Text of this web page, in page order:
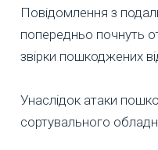
Повідомлення з
попередньо почнуть
звірки пошкоджених
Унаслідок атаки
сортувального